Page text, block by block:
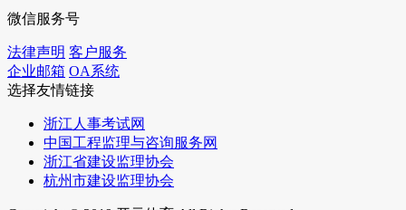
微信服务号
法律声明 客户服务
企业邮箱 OA系统
选择友情链接
浙江人事考试网
中国工程监理与咨询服务网
浙江省建设监理协会
杭州市建设监理协会